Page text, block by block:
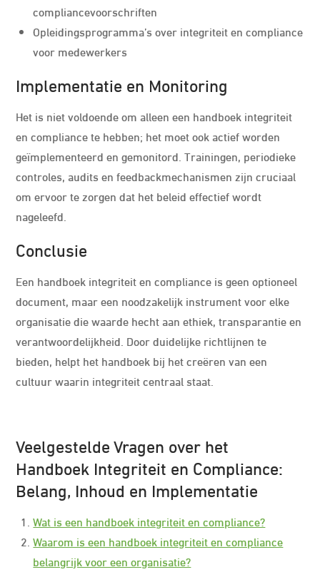
compliancevoorschriften
Opleidingsprogramma’s over integriteit en compliance
voor medewerkers
Implementatie en Monitoring
Het is niet voldoende om alleen een handboek integriteit
en compliance te hebben; het moet ook actief worden
geïmplementeerd en gemonitord. Trainingen, periodieke
controles, audits en feedbackmechanismen zijn cruciaal
om ervoor te zorgen dat het beleid effectief wordt
nageleefd.
Conclusie
Een handboek integriteit en compliance is geen optioneel
document, maar een noodzakelijk instrument voor elke
organisatie die waarde hecht aan ethiek, transparantie en
verantwoordelijkheid. Door duidelijke richtlijnen te
bieden, helpt het handboek bij het creëren van een
cultuur waarin integriteit centraal staat.
Veelgestelde Vragen over het
Handboek Integriteit en Compliance:
Belang, Inhoud en Implementatie
Wat is een handboek integriteit en compliance?
Waarom is een handboek integriteit en compliance
belangrijk voor een organisatie?